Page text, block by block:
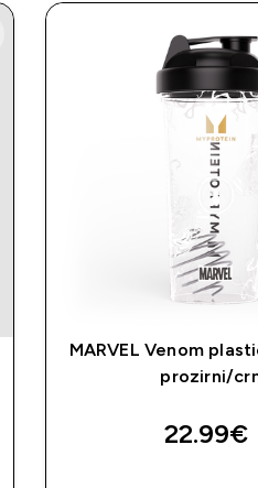
MARVEL Venom
prozirni/
22.99€‎